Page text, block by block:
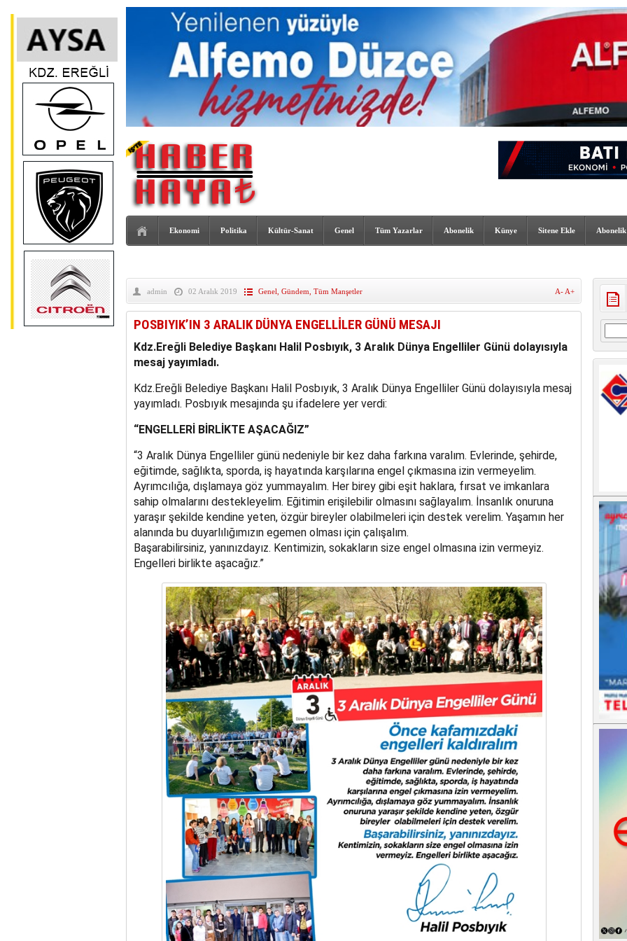
Ekonomi Politika Kültür-Sanat Genel Tüm Yazarlar Abonelik Künye Sitene Ekle Abonelik
admin 02 Aralık 2019 Genel Gündem Tüm Manşetler A- A+
POSBIYIK’IN 3 ARALIK DÜNYA ENGELLİLER GÜNÜ MESAJI
Kdz.Ereğli Belediye Başkanı Halil Posbıyık, 3 Aralık Dünya Engelliler Günü dolayısıyla
mesaj yayımladı.
Kdz.Ereğli Belediye Başkanı Halil Posbıyık, 3 Aralık Dünya Engelliler Günü dolayısıyla mesaj
yayımladı. Posbıyık mesajında şu ifadelere yer verdi:
“ENGELLERİ BİRLİKTE AŞACAĞIZ”
“3 Aralık Dünya Engelliler günü nedeniyle bir kez daha farkına varalım. Evlerinde, şehirde,
eğitimde, sağlıkta, sporda, iş hayatında karşılarına engel çıkmasına izin vermeyelim.
Ayrımcılığa, dışlamaya göz yummayalım. Her birey gibi eşit haklara, fırsat ve imkanlara
sahip olmalarını destekleyelim. Eğitimin erişilebilir olmasını sağlayalım. İnsanlık onuruna
yaraşır şekilde kendine yeten, özgür bireyler olabilmeleri için destek verelim. Yaşamın her
alanında bu duyarlılığımızın egemen olması için çalışalım.
Başarabilirsiniz, yanınızdayız. Kentimizin, sokakların size engel olmasına izin vermeyiz.
Engelleri birlikte aşacağız.”
Arama: